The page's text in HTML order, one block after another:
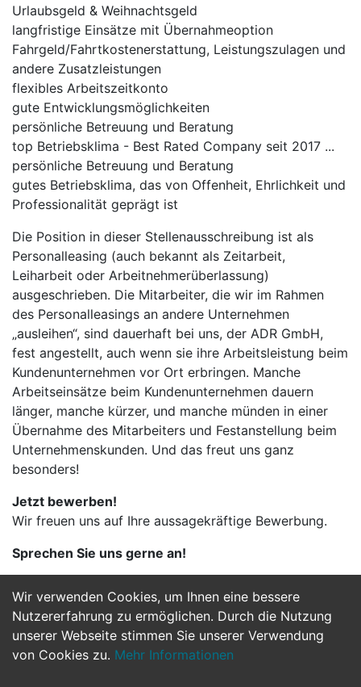
Wir verwenden Cookies, um Ihnen eine bessere
Nutzererfahrung zu ermöglichen. Durch die Nutzung
unserer Webseite stimmen Sie unserer Verwendung
von Cookies zu. Mehr Informationen
Urlaubsgeld & Weihnachtsgeld
langfristige Einsätze mit Übernahmeoption
Fahrgeld/Fahrtkostenerstattung, Leistungszulagen und
andere Zusatzleistungen
flexibles Arbeitszeitkonto
gute Entwicklungsmöglichkeiten
persönliche Betreuung und Beratung
top Betriebsklima - Best Rated Company seit 2017 ...
persönliche Betreuung und Beratung
gutes Betriebsklima, das von Offenheit, Ehrlichkeit und
Professionalität geprägt ist
Die Position in dieser Stellenausschreibung ist als
Personalleasing (auch bekannt als Zeitarbeit,
Leiharbeit oder Arbeitnehmerüberlassung)
ausgeschrieben. Die Mitarbeiter, die wir im Rahmen
des Personalleasings an andere Unternehmen
„ausleihen“, sind dauerhaft bei uns, der ADR GmbH,
fest angestellt, auch wenn sie ihre Arbeitsleistung beim
Kundenunternehmen vor Ort erbringen. Manche
Arbeitseinsätze beim Kundenunternehmen dauern
länger, manche kürzer, und manche münden in einer
Übernahme des Mitarbeiters und Festanstellung beim
Unternehmenskunden. Und das freut uns ganz
besonders!
Jetzt bewerben!
Wir freuen uns auf Ihre aussagekräftige Bewerbung.
Sprechen Sie uns gerne an!
Jetzt Bewerben